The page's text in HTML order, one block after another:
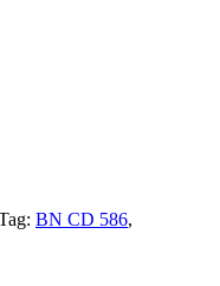
BN CD 586,